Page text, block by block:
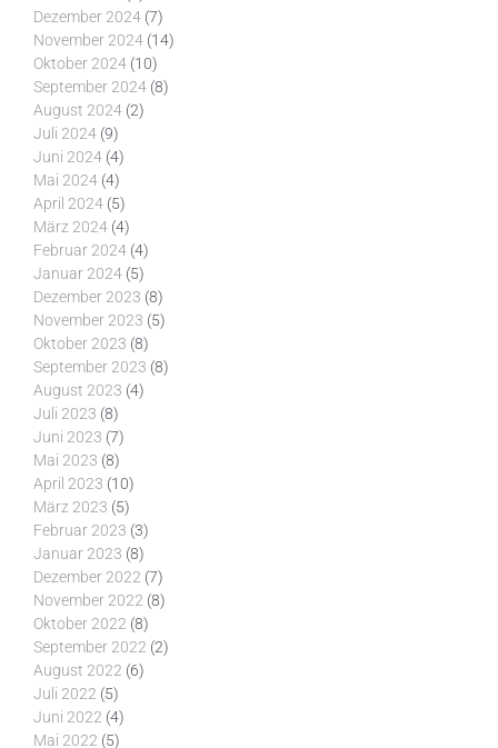
Dezember 2024 (7)
November 2024 (14)
Oktober 2024 (10)
September 2024 (8)
August 2024 (2)
Juli 2024 (9)
Juni 2024 (4)
Mai 2024 (4)
April 2024 (5)
März 2024 (4)
Februar 2024 (4)
Januar 2024 (5)
Dezember 2023 (8)
November 2023 (5)
Oktober 2023 (8)
September 2023 (8)
August 2023 (4)
Juli 2023 (8)
Juni 2023 (7)
Mai 2023 (8)
April 2023 (10)
März 2023 (5)
Februar 2023 (3)
Januar 2023 (8)
Dezember 2022 (7)
November 2022 (8)
Oktober 2022 (8)
September 2022 (2)
August 2022 (6)
Juli 2022 (5)
Juni 2022 (4)
Mai 2022 (5)